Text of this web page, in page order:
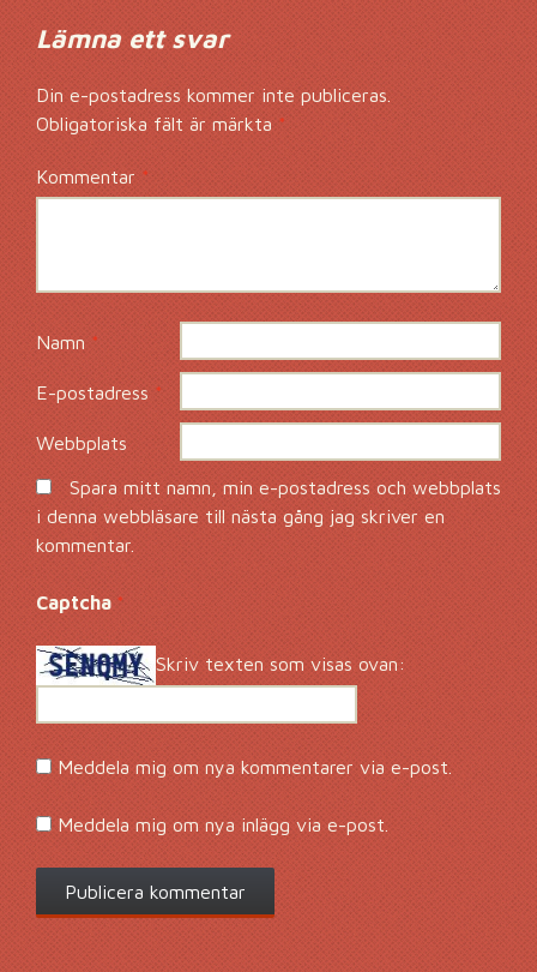
Lämna ett svar
Din e-postadress kommer inte publiceras.
Obligatoriska fält är märkta*
Kommentar*
Namn *
E-postadress *
Webbplats
Spara mitt namn, min e-postadress och webbplats
i denna webbläsare till nästa gång jag skriver en
kommentar.
Captcha *
Skriv texten som visas ovan:
Meddela mig om nya kommentarer via e-post.
Meddela mig om nya inlägg via e-post.